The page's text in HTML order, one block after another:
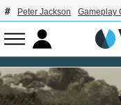
Peter Jackson Gameplay